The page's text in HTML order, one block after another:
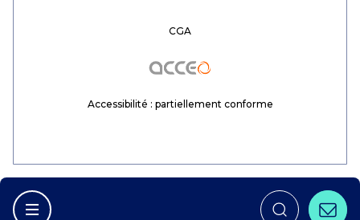
Afficher la navigation principale
CGA
Accessibilité : partiellement conforme